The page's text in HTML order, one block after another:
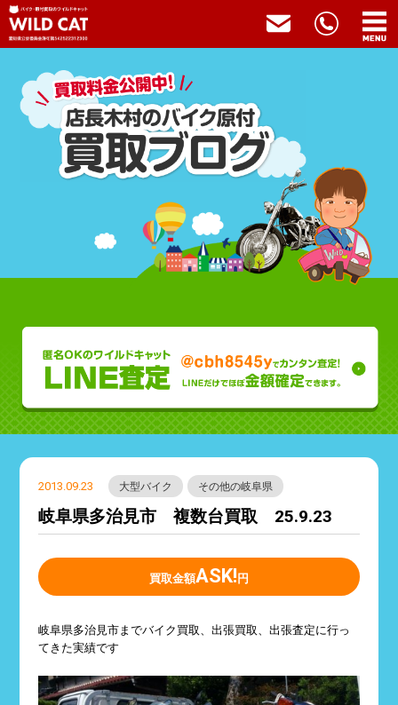
2013.09.23 大型バイク その他の岐阜県
岐阜県多治見市 複数台買取 25.9.23
買取金額ASK! 円
岐阜県多治見市までバイク買取、出張買取、出張査定に行っ
てきた実績です